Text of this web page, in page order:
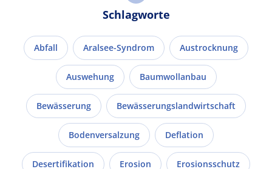
Schlagworte
Abfall Aralsee-Syndrom Austrocknung
Auswehung Baumwollanbau
Bewässerung Bewässerungslandwirtschaft
Bodenversalzung Deflation
Desertifikation Erosion Erosionsschutz